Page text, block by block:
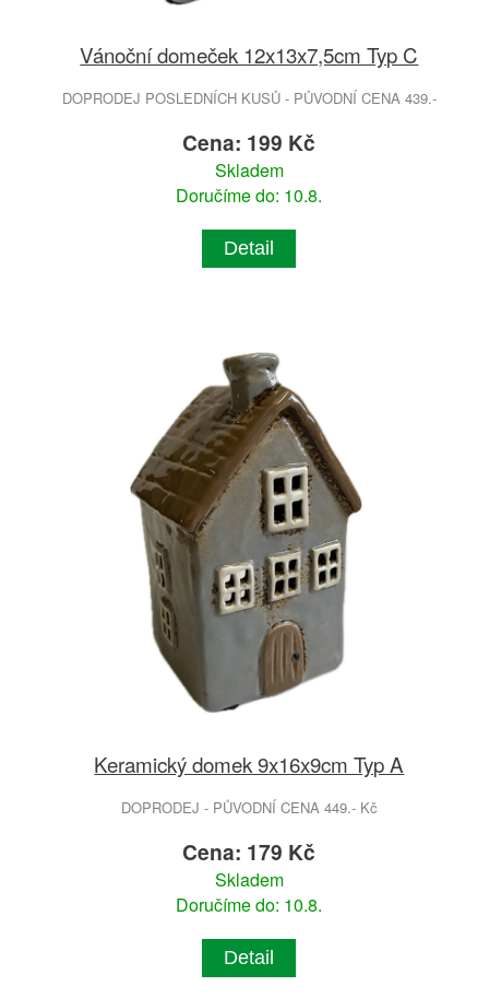
Vánoční domeček 12x13x7,5cm Typ C
DOPRODEJ POSLEDNÍCH KUSŮ - PŮVODNÍ CENA 439.-
Cena: 199 Kč
Skladem
Doručíme do: 10.8.
Detail
Keramický domek 9x16x9cm Typ A
DOPRODEJ - PŮVODNÍ CENA 449.- Kč
Cena: 179 Kč
Skladem
Doručíme do: 10.8.
Detail